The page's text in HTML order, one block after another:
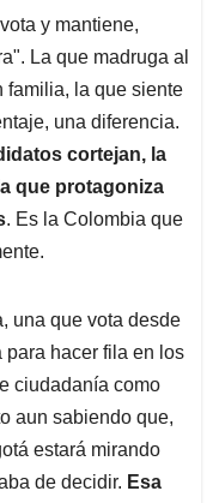
y mantiene,
La que madruga al
familia, la que siente
una diferencia.
cortejan, la
que protagoniza
. Es la Colombia que
una que vota desde
para hacer fila en los
ciudadanía como
aun sabiendo que,
estará mirando
de decidir. Esa